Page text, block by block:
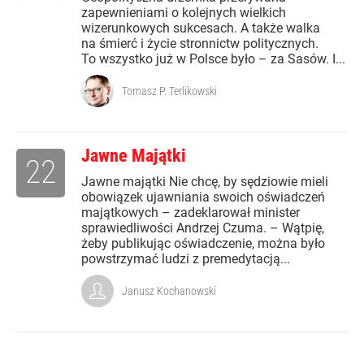
zapewnieniami o kolejnych wielkich
wizerunkowych sukcesach. A także walka
na śmierć i życie stronnictw politycznych.
To wszystko już w Polsce było – za Sasów. I...
Tomasz P. Terlikowski
Jawne Majątki
Jawne majątki Nie chcę, by sędziowie mieli
obowiązek ujawniania swoich oświadczeń
majątkowych – zadeklarował minister
sprawiedliwości Andrzej Czuma. – Wątpię,
żeby publikując oświadczenie, można było
powstrzymać ludzi z premedytacją...
22
Janusz Kochanowski